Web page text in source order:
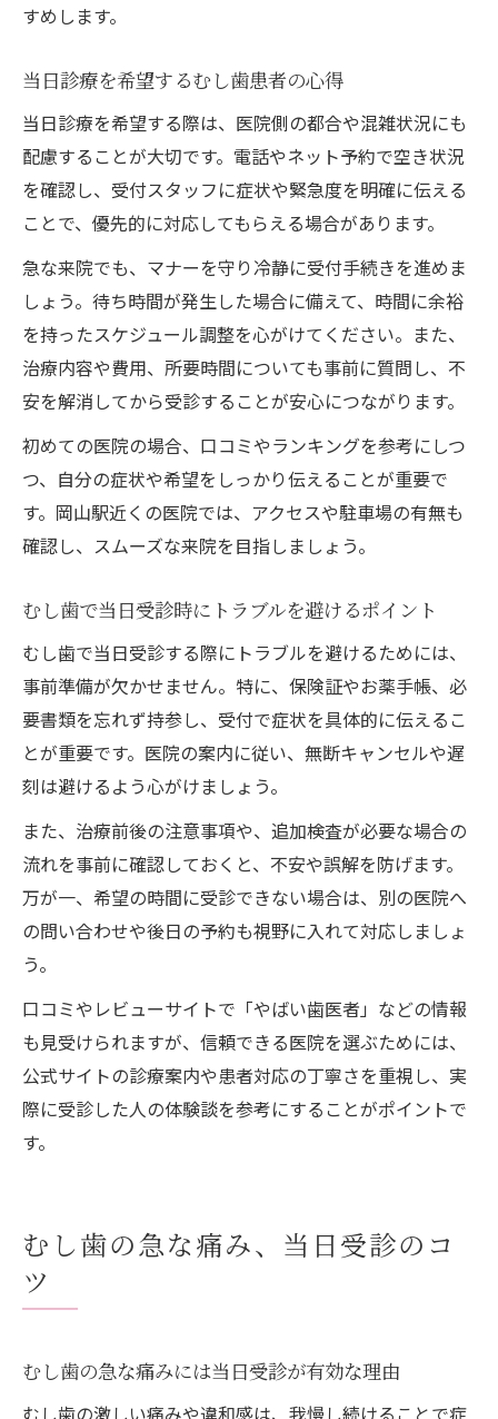
すめします。
当日診療を希望するむし歯患者の心得
当日診療を希望する際は、医院側の都合や混雑状況にも
配慮することが大切です。電話やネット予約で空き状況
を確認し、受付スタッフに症状や緊急度を明確に伝える
ことで、優先的に対応してもらえる場合があります。
急な来院でも、マナーを守り冷静に受付手続きを進めま
しょう。待ち時間が発生した場合に備えて、時間に余裕
を持ったスケジュール調整を心がけてください。また、
治療内容や費用、所要時間についても事前に質問し、不
安を解消してから受診することが安心につながります。
初めての医院の場合、口コミやランキングを参考にしつ
つ、自分の症状や希望をしっかり伝えることが重要で
す。岡山駅近くの医院では、アクセスや駐車場の有無も
確認し、スムーズな来院を目指しましょう。
むし歯で当日受診時にトラブルを避けるポイント
むし歯で当日受診する際にトラブルを避けるためには、
事前準備が欠かせません。特に、保険証やお薬手帳、必
要書類を忘れず持参し、受付で症状を具体的に伝えるこ
とが重要です。医院の案内に従い、無断キャンセルや遅
刻は避けるよう心がけましょう。
また、治療前後の注意事項や、追加検査が必要な場合の
流れを事前に確認しておくと、不安や誤解を防げます。
万が一、希望の時間に受診できない場合は、別の医院へ
の問い合わせや後日の予約も視野に入れて対応しましょ
う。
口コミやレビューサイトで「やばい歯医者」などの情報
も見受けられますが、信頼できる医院を選ぶためには、
公式サイトの診療案内や患者対応の丁寧さを重視し、実
際に受診した人の体験談を参考にすることがポイントで
す。
むし歯の急な痛み、当日受診のコ
ツ
むし歯の急な痛みには当日受診が有効な理由
むし歯の激しい痛みや違和感は、我慢し続けることで症